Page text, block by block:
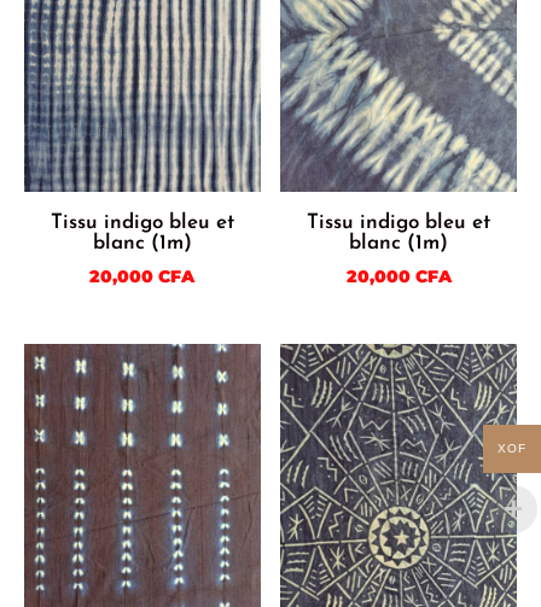
Tissu indigo bleu et
blanc (1m)
20,000CFA
Tissu indigo bleu et
blanc (1m)
20,000 CFA
XOF